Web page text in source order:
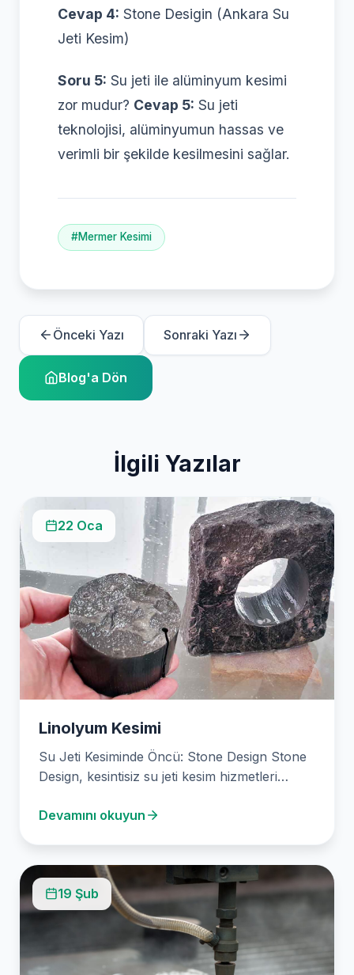
Cevap 4: Stone Desigin (Ankara Su
Jeti Kesim)
Soru 5: Su jeti ile alüminyum kesimi
zor mudur? Cevap 5: Su jeti
teknolojisi, alüminyumun hassas ve
verimli bir şekilde kesilmesini sağlar.
#Mermer Kesimi
Önceki Yazı Sonraki Yazı
Blog'a Dön
İlgili Yazılar
22 Oca
Linolyum Kesimi
Su Jeti Kesiminde Öncü: Stone Design Stone
Design, kesintisiz su jeti kesim hizmetleri
Devamını okuyun
19 Şub